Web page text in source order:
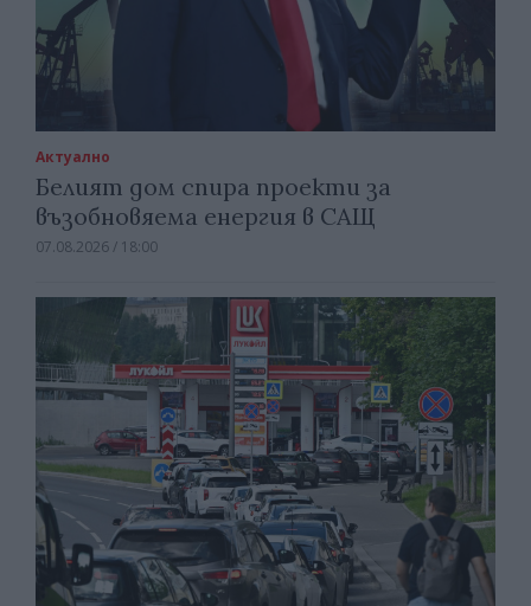
Актуално
Белият дом спира проекти за
възобновяема енергия в САЩ
07.08.2026 / 18:00